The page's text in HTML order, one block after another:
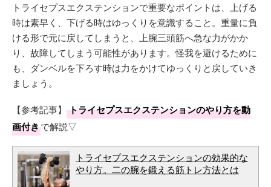
トライセプスエクステンションで重要なポイントは、上げる
時は素早く、下げる時はゆっくりを意識すること。重量に負
ける形で元に戻してしまうと、上腕三頭筋へ急な力がかか
り、故障してしまう可能性があります。怪我を避けるために
も、ダンベルを下ろす時は力をかけてゆっくりと戻していき
ましょう。
【参考記事】
トライセプスエクステンションのやり方を動
画付きで解説▽
トライセプスエクステンションの効果的な
やり方。二の腕を鍛える筋トレ方法とは